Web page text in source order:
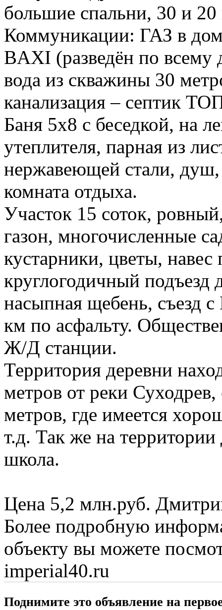
большие спальни, 30 и
Коммуникации: ГАЗ в
BAXI (разведён по всему
вода из скважины 30
канализация – септик
Баня 5х8 с беседкой, на
утеплителя, парная из
нержавеющей стали, душ,
комната отдыха.
Участок 15 соток,
газон, многочисленные
кустарники, цветы,
круглогодичный подъезд
насыпная щебень, съезд
км по асфальту.
Ж/Д станции.
Территория деревни
метров от реки
метров, где имеется
т.д. Так же на
школа.
Цена 5,2 млн.руб.
Более подробную
объекту вы можете
imperial40.ru
Поднимите это объявление на